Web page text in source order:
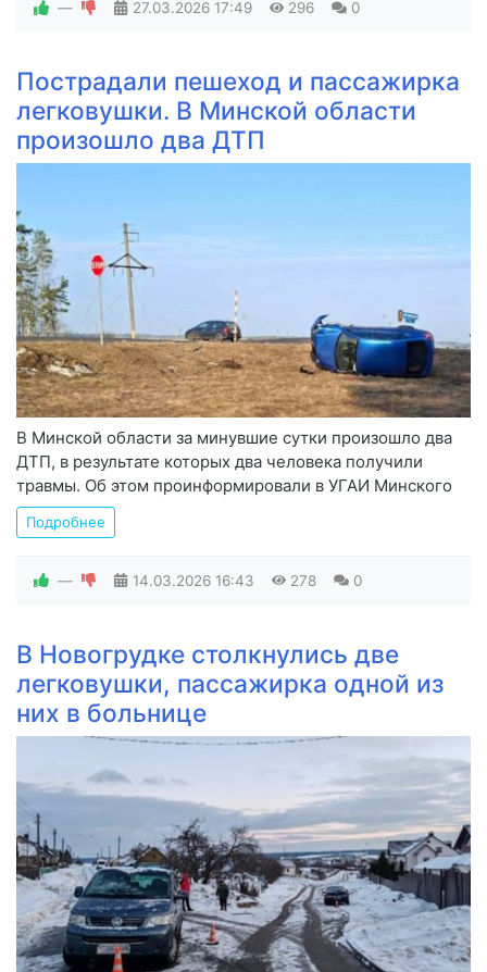
— 27.03.2026 17:49 296 0
Пострадали пешеход и пассажирка
легковушки. В Минской области
произошло два ДТП
В Минской области за минувшие сутки произошло два
ДТП, в результате которых два человека получили
травмы. Об этом проинформировали в УГАИ Минского
Подробнее
— 14.03.2026 16:43 278 0
В Новогрудке столкнулись две
легковушки, пассажирка одной из
них в больнице